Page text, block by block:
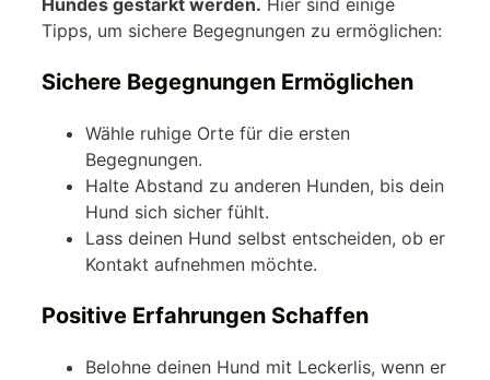
Hundes gestärkt werden. Hier sind einige
Tipps, um sichere Begegnungen zu ermöglichen:
Sichere Begegnungen Ermöglichen
Wähle ruhige Orte für die ersten
Begegnungen.
Halte Abstand zu anderen Hunden, bis dein
Hund sich sicher fühlt.
Lass deinen Hund selbst entscheiden, ob er
Kontakt aufnehmen möchte.
Positive Erfahrungen Schaffen
Belohne deinen Hund mit Leckerlis, wenn er